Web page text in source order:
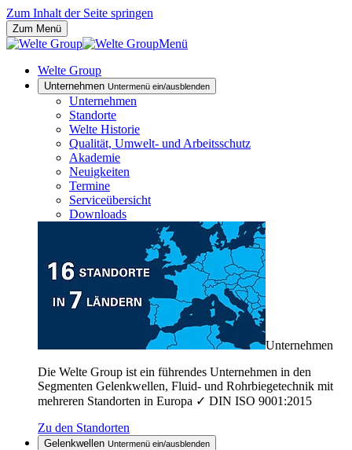
Zum Inhalt der Seite springen
Zum Menü
Menü
Welte Group
Unternehmen Untermenü ein/ausblenden
Unternehmen
Standorte
Welte Historie
Qualität, Umwelt- und Arbeitsschutz
Akademie
Neuigkeiten
Termine
Serviceübersicht
Downloads
Unternehmen
Die Welte Group ist ein führendes Unternehmen in den
Segmenten Gelenkwellen, Fluid- und Rohrbiegetechnik mit
mehreren Standorten in Europa ✓ DIN ISO 9001:2015
Zu den Standorten
Gelenkwellen Untermenü ein/ausblenden